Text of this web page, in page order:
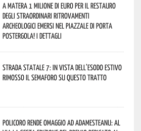
A Matera 1 milione di euro per il restauro
degli straordinari ritrovamenti
archeologici emersi nel piazzale di Porta
Postergola! I dettagli
Strada statale 7: in vista dell’esodo estivo
rimosso il semaforo su questo tratto
Policoro rende omaggio ad Adamesteanu: al